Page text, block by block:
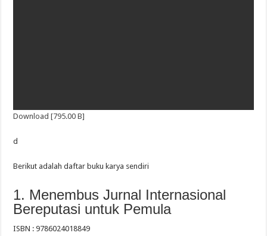
Download [795.00 B]
d
Berikut adalah daftar buku karya sendiri
1. Menembus Jurnal Internasional
Bereputasi untuk Pemula
ISBN :9786024018849